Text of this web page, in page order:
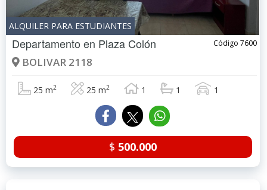
ALQUILER PARA ESTUDIANTES
Departamento en Plaza Colón Código 7600
BOLIVAR 2118
25 m2 25 m2 1 1 1
$ 500.000